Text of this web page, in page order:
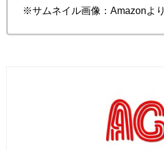
※サムネイル画像：Amazonより